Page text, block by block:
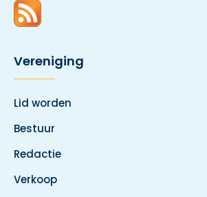
Vereniging
Lid worden
Bestuur
Redactie
Verkoop